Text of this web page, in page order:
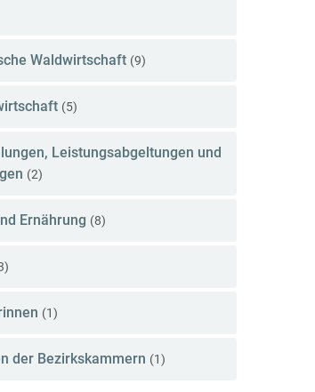
Waldwirtschaft (9)
(5)
Leistungsabgeltungen und
(2)
Ernährung (8)
(1)
der Bezirkskammern (1)